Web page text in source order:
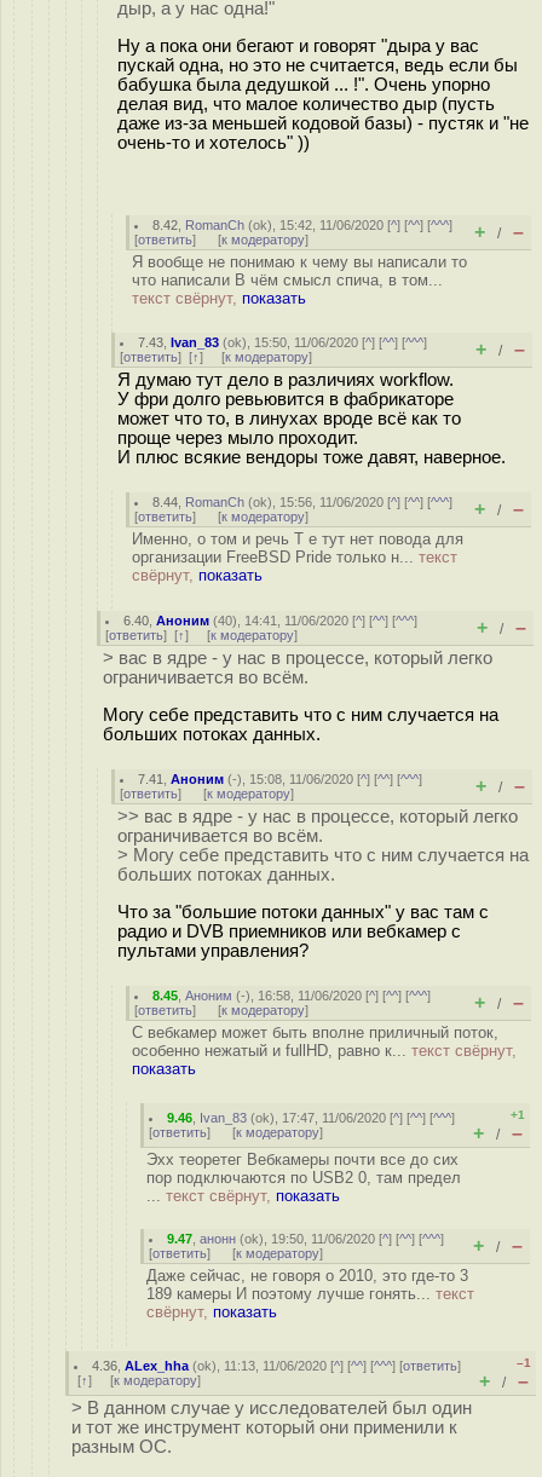
дыр, а у нас одна!"
Ну а пока они бегают и говорят "дыра у вас
пускай одна, но это не считается, ведь если бы
бабушка была дедушкой ... !". Очень упорно
делая вид, что малое количество дыр (пусть
даже из-за меньшей кодовой базы) - пустяк и "не
очень-то и хотелось" ))
8.42 RomanCh (ok), 15:42, 11/06/2020 [^] [^^] [^^^]
[ответить] [к модератору] + / –
Я вообще не понимаю к чему вы написали то
что написали В чём смысл спича, в том...
текст свёрнут, показать
7.43 ,Ivan_83 (ok), 15:50, 11/06/2020 [^] [^^] [^^^]
[ответить] [↑] [к модератору] + / –
Я думаю тут дело в различиях workflow.
У фри долго ревьювится в фабрикаторе
может что то, в линухах вроде всё как то
проще через мыло проходит.
И плюс всякие вендоры тоже давят, наверное.
8.44 RomanCh (ok), 15:56, 11/06/2020 [^] [^^] [^^^]
[ответить] [к модератору] + / –
Именно, о том и речь Т е тут нет повода для
организации FreeBSD Pride только н... текст
свёрнут, показать
6.40 ,Аноним (40), 14:41, 11/06/2020 [^] [^^] [^^^]
[ответить] [↑] [к модератору] + / –
> вас в ядре - у нас в процессе, который легко
ограничивается во всём.
Могу себе представить что с ним случается на
больших потоках данных.
7.41 ,Аноним (-), 15:08, 11/06/2020 [^] [^^] [^^^]
[ответить] [к модератору] + / –
>> вас в ядре - у нас в процессе, который легко
ограничивается во всём.
> Могу себе представить что с ним случается на
больших потоках данных.
Что за "большие потоки данных" у вас там с
радио и DVB приемников или вебкамер c
пультами управления?
8.45 ,Аноним (-), 16:58, 11/06/2020 [^] [^^] [^^^]
[ответить] [к модератору] + / –
С вебкамер может быть вполне приличный поток,
особенно нежатый и fullHD, равно к... текст свёрнут,
показать
9.46 Ivan_83 (ok), 17:47, 11/06/2020 [^] [^^] [^^^]
[ответить] [к модератору]
+1
+ / –
Эхх теоретег Вебкамеры почти все до сих
пор подключаются по USB2 0, там предел
... текст свёрнут, показать
9.47 ,анонн (ok), 19:50, 11/06/2020 [^] [^^] [^^^]
[ответить] [к модератору] + / –
Даже сейчас, не говоря о 2010, это где-то 3
189 камеры И поэтому лучше гонять... текст
свёрнут, показать
4.36 ,ALex_hha (ok), 11:13, 11/06/2020 [^] [^^] [^^^] [ответить]
[↑] [к модератору]
–1
+ / –
> В данном случае у исследователей был один
и тот же инструмент который они применили к
разным ОС.